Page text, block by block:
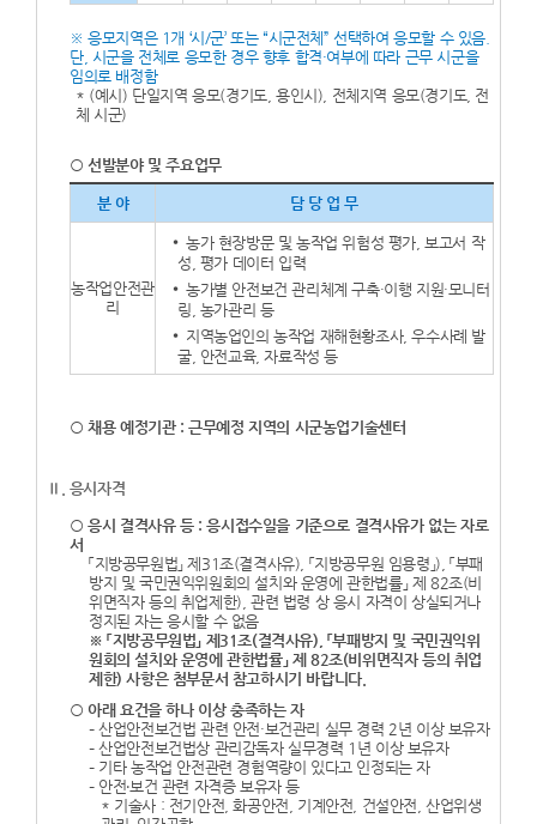
※ 응모지역은 1개 ‘시/군’ 또는 “시군전체” 선택하여 응모할 수 있음.
단, 시군을 전체로 응모한 경우 향후 합격·여부에 따라 근무 시군을
임의로 배정함
* (예시) 단일지역 응모(경기도, 용인시), 전체지역 응모(경기도, 전
체 시군)
○ 선발분야 및 주요업무
분 야 담 당 업 무
농작업안전관
리
농가 현장방문 및 농작업 위험성 평가, 보고서 작
성, 평가 데이터 입력
농가별 안전보건 관리체계 구축·이행 지원·모니터
링, 농가관리 등
지역농업인의 농작업 재해현황조사, 우수사례 발
굴, 안전교육, 자료작성 등
○ 채용 예정기관 : 근무예정 지역의 시군농업기술센터
Ⅱ. 응시자격
○ 응시 결격사유 등 : 응시접수일을 기준으로 결격사유가 없는 자로
서
「지방공무원법」 제31조(결격사유), 「지방공무원 임용령」), 「부패
방지 및 국민권익위원회의 설치와 운영에 관한법률」 제 82조(비
위면직자 등의 취업제한), 관련 법령 상 응시 자격이 상실되거나
정지된 자는 응시할 수 없음
※ 「지방공무원법」 제31조(결격사유), 「부패방지 및 국민권익위
원회의 설치와 운영에 관한법률」 제 82조(비위면직자 등의 취업
제한) 사항은 첨부문서 참고하시기 바랍니다.
○ 아래 요건을 하나 이상 충족하는 자
– 산업안전보건법 관련 안전·보건관리 실무 경력 2년 이상 보유자
– 산업안전보건법상 관리감독자 실무경력 1년 이상 보유자
– 기타 농작업 안전관련 경험역량이 있다고 인정되는 자
– 안전‧보건 관련 자격증 보유자 등
* 기술사 : 전기안전, 화공안전, 기계안전, 건설안전, 산업위생